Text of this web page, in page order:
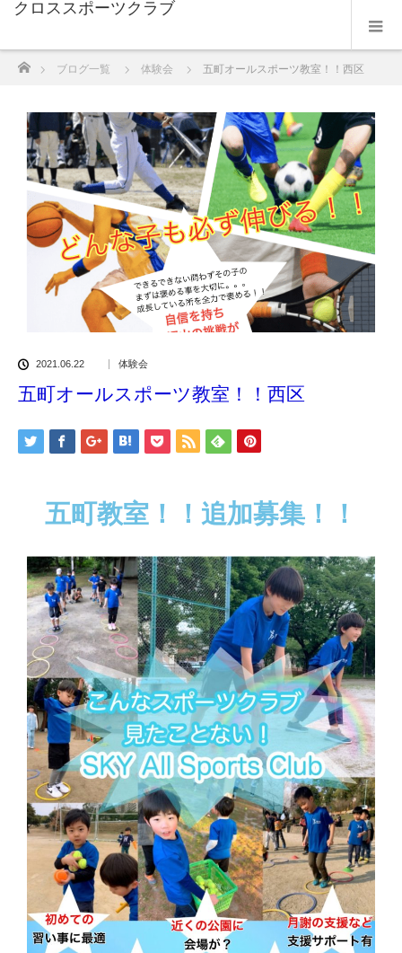
クロススポーツクラブ
ブログ一覧 体験会 五町オールスポーツ教室！！西区
2021.06.22 体験会
五町オールスポーツ教室！！西区
五町教室！！追加募集！！